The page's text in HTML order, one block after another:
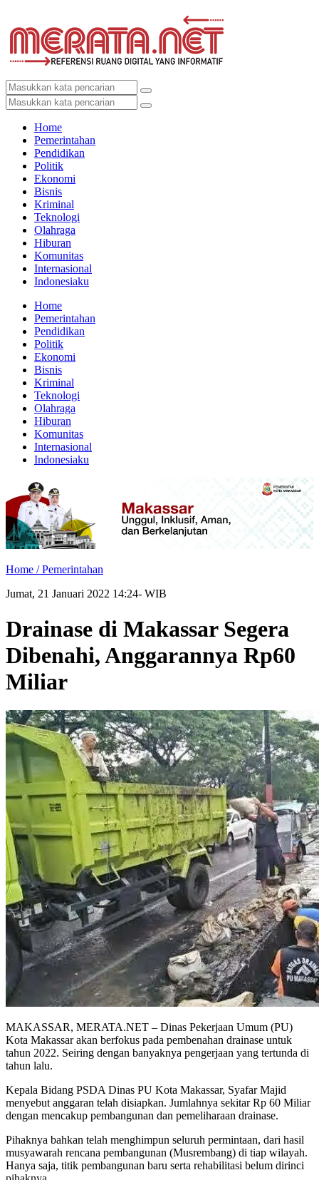
Home
Pemerintahan
Pendidikan
Politik
Ekonomi
Bisnis
Kriminal
Teknologi
Olahraga
Hiburan
Komunitas
Internasional
Indonesiaku
Home
Pemerintahan
Pendidikan
Politik
Ekonomi
Bisnis
Kriminal
Teknologi
Olahraga
Hiburan
Komunitas
Internasional
Indonesiaku
Home /Pemerintahan
Jumat, 21 Januari 2022 14:24- WIB
Drainase di Makassar Segera
Dibenahi, Anggarannya Rp60
Miliar
MAKASSAR, MERATA.NET – Dinas Pekerjaan Umum (PU)
Kota Makassar akan berfokus pada pembenahan drainase untuk
tahun 2022. Seiring dengan banyaknya pengerjaan yang tertunda di
tahun lalu.
Kepala Bidang PSDA Dinas PU Kota Makassar, Syafar Majid
menyebut anggaran telah disiapkan. Jumlahnya sekitar Rp 60 Miliar
dengan mencakup pembangunan dan pemeliharaan drainase.
Pihaknya bahkan telah menghimpun seluruh permintaan, dari hasil
musyawarah rencana pembangunan (Musrembang) di tiap wilayah.
Hanya saja, titik pembangunan baru serta rehabilitasi belum dirinci